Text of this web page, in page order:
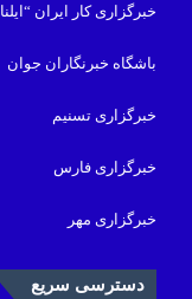
خبرگزاری کار ایران
باشگاه خبرنگاران جوان
خبرگزاری تسنیم
خبرگزاری فارس
خبرگزاری مهر
دسترسی سریع